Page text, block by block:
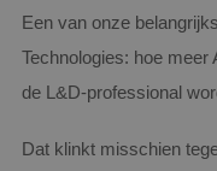
Een van onze
Technologies: hoe
de L&D-professional
Dat klinkt misschien